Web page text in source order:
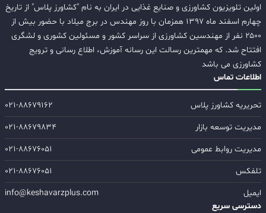
اولین تلویزیون کشاورزی و صنایع غذایی در ایران به نام "کشاورز پلاس" از تاریخ
چهارم اسفند ماه ۱۳۹۷ همزمان با روز مهندس در برج میلاد با حضور بیش از
۲۵۰۰ نفر از مهندسین کشاورزی از سراسر کشور و مسئولین کشوری و لشگری
افتتاح شد. که مهمترین رسالت این رسانه آموزش، اطلاع رسانی و ترویج
کشاورزی می باشد
اطلاعات تماس
تحریریه کشاورز پلاس
۰۲۱-۸۸۶۷۹۱۶۲
مدیریت توسعه بازار
۰۲۱-۸۸۶۷۹۸۳۴
مدیریت روابط عمومی
۰۲۱-۸۸۶۷۶۰۵۱
تلفکس
۰۲۱-۸۸۶۷۶۰۵۱
ایمیل
info@keshavarzplus.com
دسترسی سریع